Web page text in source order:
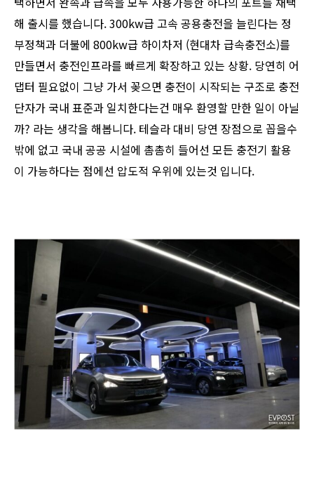
해 출시를 했습니다. 300kw급 고속 공용충전을 늘린다는 정
부정책과 더불에 800kw급 하이차저 (현대차 급속충전소)를
만들면서 충전인프라를 빠르게 확장하고 있는 상황. 당연히 어
댑터 필요없이 그냥 가서 꽂으면 충전이 시작되는 구조로 충전
단자가 국내 표준과 일치한다는건 매우 환영할 만한 일이 아닐
까? 라는 생각을 해봅니다. 테슬라 대비 당연 장점으로 꼽을수
밖에 없고 국내 공공 시설에 촘촘히 들어선 모든 충전기 활용
이 가능하다는 점에선 압도적 우위에 있는것 입니다.